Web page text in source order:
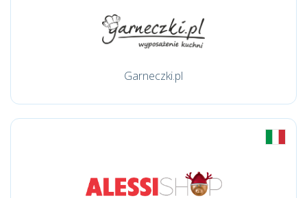
Garneczki.pl